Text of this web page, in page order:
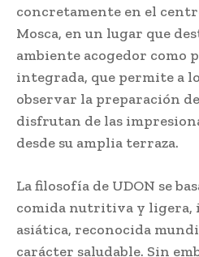
concretamente en el
Mosca, en un lugar que
ambiente acogedor como
integrada, que permite a
observar la preparación
disfrutan de las
desde su amplia terraza.
La filosofía de UDON se
comida nutritiva y ligera,
asiática, reconocida
carácter saludable. Sin